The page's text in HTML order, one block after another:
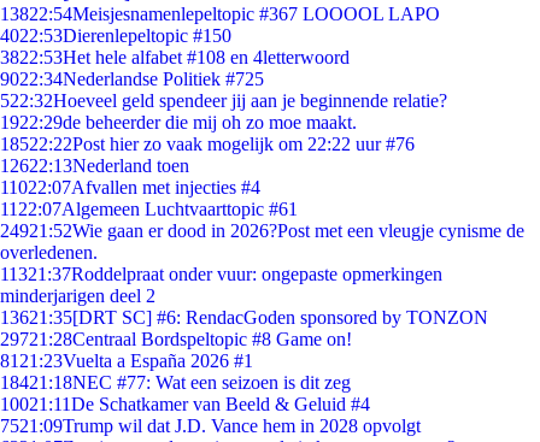
13822:54Meisjesnamenlepeltopic #367 LOOOOL LAPO
4022:53Dierenlepeltopic #150
3822:53Het hele alfabet #108 en 4letterwoord
9022:34Nederlandse Politiek #725
522:32Hoeveel geld spendeer jij aan je beginnende relatie?
1922:29de beheerder die mij oh zo moe maakt.
18522:22Post hier zo vaak mogelijk om 22:22 uur #76
12622:13Nederland toen
11022:07Afvallen met injecties #4
11 22:07Algemeen Luchtvaarttopic #61
24921:52Wie gaan er dood in 2026?Post met een vleugje cynisme de
overledenen.
11321:37Roddelpraat onder vuur: ongepaste opmerkingen
minderjarigen deel 2
13621:35[DRT SC] #6: RendacGoden sponsored by TONZON
29721:28Centraal Bordspeltopic #8 Game on!
81 21:23Vuelta a España 2026 #1
18421:18NEC #77: Wat een seizoen is dit zeg
10021:11De Schatkamer van Beeld & Geluid #4
7521:09Trump wil dat J.D. Vance hem in 2028 opvolgt